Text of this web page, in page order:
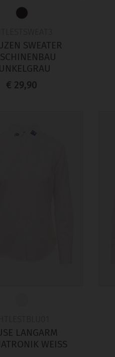
SWEATER
€ 29,90
LANGARM
WEISS